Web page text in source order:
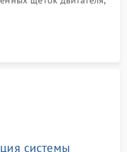
манжеты.
системы